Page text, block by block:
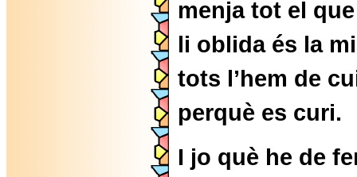
menja tot el
li oblida és la
tots l’hem de
perquè es curi.
I jo què he de